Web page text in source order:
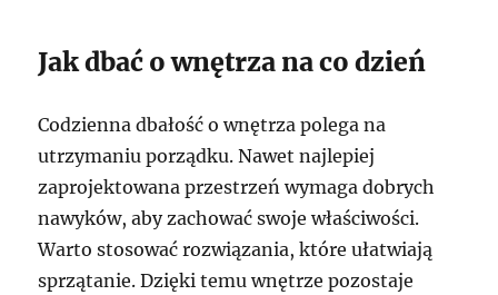
Jak dbać o wnętrza na co dzień
Codzienna dbałość o wnętrza polega na
utrzymaniu porządku. Nawet najlepiej
zaprojektowana przestrzeń wymaga dobrych
nawyków, aby zachować swoje właściwości.
Warto stosować rozwiązania, które ułatwiają
sprzątanie. Dzięki temu wnętrze pozostaje